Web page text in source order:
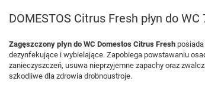
DOMESTOS Citrus Fresh płyn do WC
Zagęszczony płyn do WC Domestos Citrus Fresh
dezynfekujące i wybielające. Zapobiega powstawaniu
zanieczyszczeń, usuwa nieprzyjemne zapachy oraz
szkodliwe dla zdrowia drobnoustroje.